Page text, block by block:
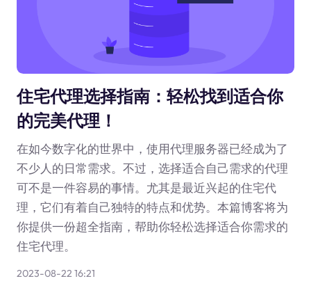
住宅代理选择指南：轻松找到适合你
的完美代理！
在如今数字化的世界中，使用代理服务器已经成为了
不少人的日常需求。不过，选择适合自己需求的代理
可不是一件容易的事情。尤其是最近兴起的住宅代
理，它们有着自己独特的特点和优势。本篇博客将为
你提供一份超全指南，帮助你轻松选择适合你需求的
住宅代理。
2023-08-22 16:21